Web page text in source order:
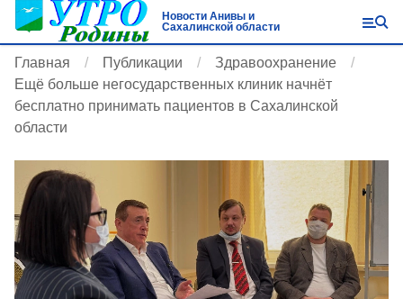
Новости Анивы и
Сахалинской области
Главная Публикации
Здравоохранение
Ещё больше негосударственных клиник начнёт
бесплатно принимать пациентов в Сахалинской
области